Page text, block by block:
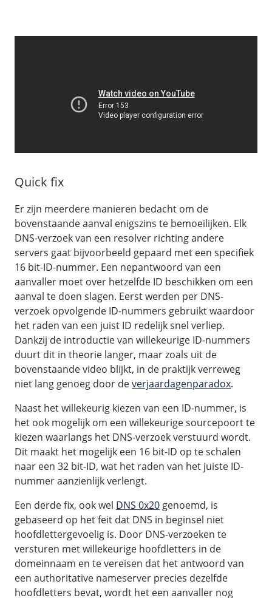
Quick fix
Er zijn meerdere manieren bedacht om de
bovenstaande aanval enigszins te bemoeilijken. Elk
DNS-verzoek van een resolver richting andere
servers gaat bijvoorbeeld gepaard met een specifiek
16 bit-ID-nummer. Een nepantwoord van een
aanvaller moet over hetzelfde ID beschikken om een
aanval te doen slagen. Eerst werden per DNS-
verzoek opvolgende ID-nummers gebruikt waardoor
het raden van een juist ID redelijk snel verliep.
Dankzij de introductie van willekeurige ID-nummers
duurt dit in theorie langer, maar zoals uit de
bovenstaande video blijkt, in de praktijk verreweg
niet lang genoeg door deverjaardagenparadox.
Naast het willekeurig kiezen van een ID-nummer, is
het ook mogelijk om een willekeurige sourcepoort te
kiezen waarlangs het DNS-verzoek verstuurd wordt.
Dit maakt het mogelijk een 16 bit-ID op te schalen
naar een 32 bit-ID, wat het raden van het juiste ID-
nummer aanzienlijk verlengt.
Een derde fix, ook wel DNS 0x20 genoemd, is
gebaseerd op het feit dat DNS in beginsel niet
hoofdlettergevoelig is. Door DNS-verzoeken te
versturen met willekeurige hoofdletters in de
domeinnaam en te vereisen dat het antwoord van
een authoritative nameserver precies dezelfde
hoofdletters bevat, wordt het een aanvaller nog